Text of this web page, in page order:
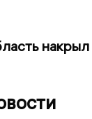
накрыл